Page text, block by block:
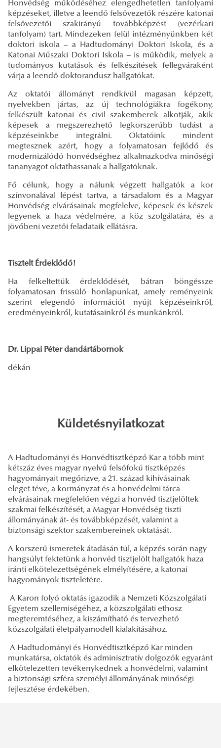
Honvédség működéséhez elengedhetetlen tanfolyami
képzéseket, illetve a leendő felsővezetők részére katonai
felsővezetői szakirányú továbbképzést (vezérkari
tanfolyam) tart. Mindezeken felül intézményünkben két
doktori iskola ­– a Hadtudományi Doktori Iskola, és a
Katonai Műszaki Doktori Iskola ­− is működik, melyek a
tudományos kutatások és felkészítések fellegváraként
várja a leendő doktorandusz hallgatókat.
Az oktatói állományt rendkívül magasan képzett,
nyelvekben jártas, az új technológiákra fogékony,
felkészült katonai és civil szakemberek alkotják, akik
képesek a megszerezhető legkorszerűbb tudást a
képzéseinkbe integrálni. Oktatóink mindent
megtesznek azért, hogy a folyamatosan fejlődő és
modernizálódó honvédséghez alkalmazkodva minőségi
tananyagot oktathassanak a hallgatóknak.
Fő célunk, hogy a nálunk végzett hallgatók a kor
színvonalával lépést tartva, a társadalom és a Magyar
Honvédség elvárásainak megfelelve, képesek és készek
legyenek a haza védelmére, a köz szolgálatára, és a
jövőbeni vezetői feladataik ellátásra.
Tisztelt Érdeklődő!
Ha felkeltettük érdeklődését, bátran böngéssze
folyamatosan frissülő honlapunkat, amely reményeink
szerint elegendő információt nyújt képzéseinkről,
eredményeinkről, kutatásainkról és munkánkról.
Dr. Lippai Péter dandártábornok
dékán
Küldetésnyilatkozat
A Hadtudományi és Honvédtisztképző Kar a több mint
kétszáz éves magyar nyelvű felsőfokú tisztképzés
hagyományait megőrizve, a 21. század kihívásainak
eleget téve, a kormányzat és a honvédelmi tárca
elvárásainak megfelelően végzi a honvéd tisztjelöltek
szakmai felkészítését, a Magyar Honvédség tiszti
állományának át- és továbbképzését, valamint a
biztonsági szektor szakembereinek oktatását.
A korszerű ismeretek átadásán túl, a képzés során nagy
hangsúlyt fektetünk a honvéd tisztjelölt hallgatók haza
iránti elkötelezettségének elmélyítésére, a katonai
hagyományok tiszteletére.
A Karon folyó oktatás igazodik a Nemzeti Közszolgálati
Egyetem szellemiségéhez, a közszolgálati ethosz
megteremtéséhez, a kiszámítható és tervezhető
közszolgálati életpályamodell kialakításához.
A Hadtudományi és Honvédtisztképző Kar minden
munkatársa, oktatók és adminisztratív dolgozók egyaránt
elkötelezetten tevékenykednek a honvédelmi, valamint
a biztonsági szféra személyi állományának minőségi
fejlesztése érdekében.